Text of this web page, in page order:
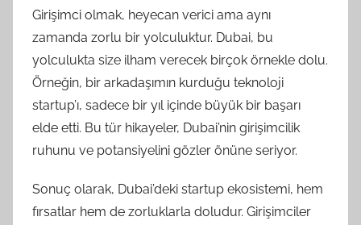
Girişimci olmak, heyecan verici ama aynı
zamanda zorlu bir yolculuktur. Dubai, bu
yolculukta size ilham verecek birçok örnekle dolu.
Örneğin, bir arkadaşımın kurduğu teknoloji
startup’ı, sadece bir yıl içinde büyük bir başarı
elde etti. Bu tür hikayeler, Dubai’nin girişimcilik
ruhunu ve potansiyelini gözler önüne seriyor.
Sonuç olarak, Dubai’deki startup ekosistemi, hem
fırsatlar hem de zorluklarla doludur. Girişimciler